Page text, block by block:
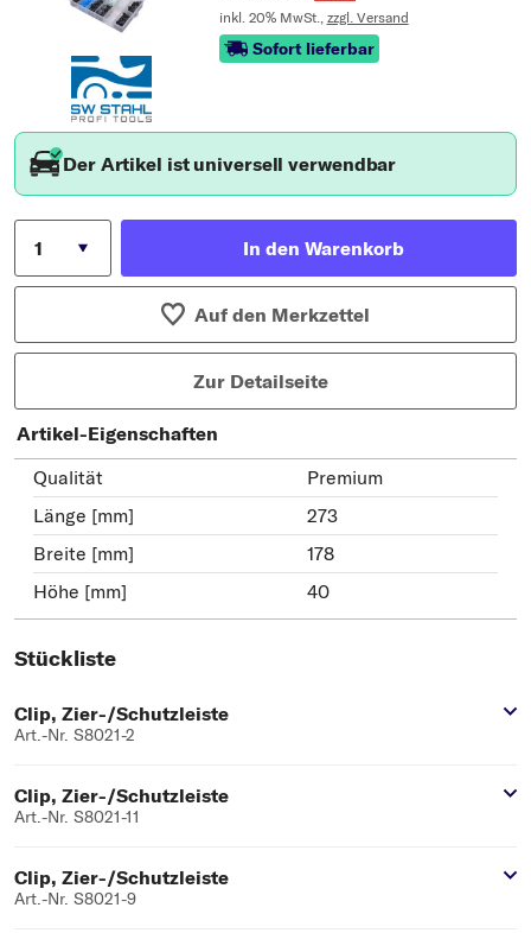
inkl. 20% MwSt., zzgl. Versand
Sofort lieferbar
Der Artikel ist universell verwendbar
In den Warenkorb
Auf den Merkzettel
Zur Detailseite
Artikel-Eigenschaften
Qualität
Premium
Länge [mm]
273
Breite [mm]
178
Höhe [mm]
40
Stückliste
Clip, Zier-/Schutzleiste
Art.-Nr. S8021-2
Clip, Zier-/Schutzleiste
Art.-Nr. S8021-11
Clip, Zier-/Schutzleiste
Art.-Nr. S8021-9